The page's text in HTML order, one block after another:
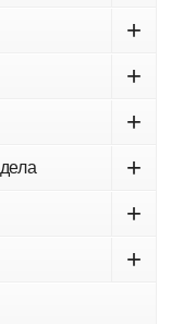
+
+
+
+
+
+